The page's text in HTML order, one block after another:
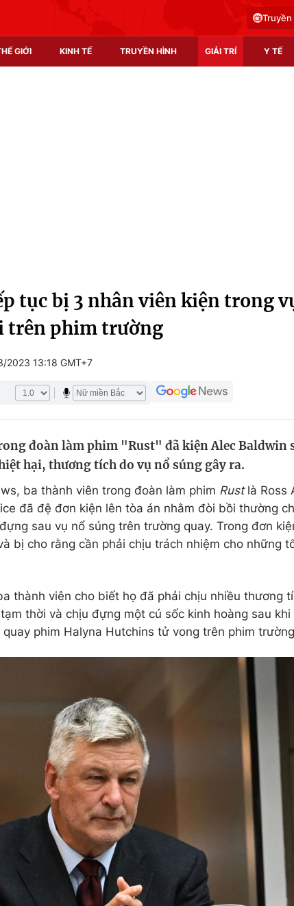
GIỚI KINH TẾ TRUYỀN HÌNH GIẢI TRÍ Y TẾ
sống
Tuyển sinh
Thị
tục bị 3 nhân viên kiện trong
trên phim trường
2023 13:18 GMT+7
đoàn làm phim "Rust" đã kiện Alec Baldwin
hại, thương tích do vụ nổ súng gây ra.
ba thành viên trong đoàn làm phim Rust là Ross
đã đệ đơn kiện lên tòa án nhằm đòi bồi thường
sau vụ nổ súng trên trường quay. Trong đơn
bị cho rằng cần phải chịu trách nhiệm cho những
thành viên cho biết họ đã phải chịu nhiều thương
thời và chịu đựng một cú sốc kinh hoàng sau khi
phim Halyna Hutchins tử vong trên phim